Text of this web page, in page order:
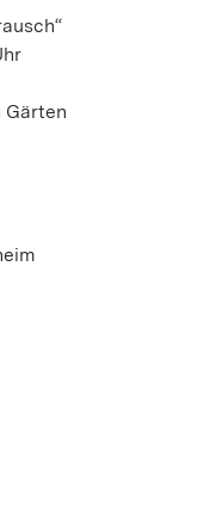
Gärten